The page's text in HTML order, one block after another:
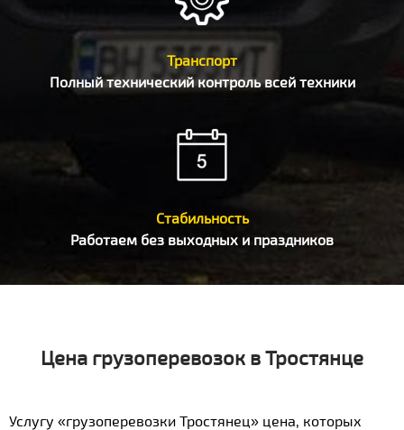
Транспорт
Полный технический контроль всей техники
Стабильность
Работаем без выходных и праздников
Цена грузоперевозок в Тростянце
Услугу «грузоперевозки Тростянец» цена, которых